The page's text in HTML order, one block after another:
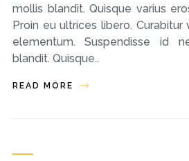
mollis blandit. Quisque varius
Proin eu ultrices libero.
elementum. Suspendisse id
blandit. Quisque..
READ MORE